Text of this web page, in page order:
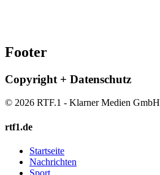
Footer
Copyright + Datenschutz
© 2026 RTF.1 - Klarner Medien GmbH
rtf1.de
Startseite
Nachrichten
Sport